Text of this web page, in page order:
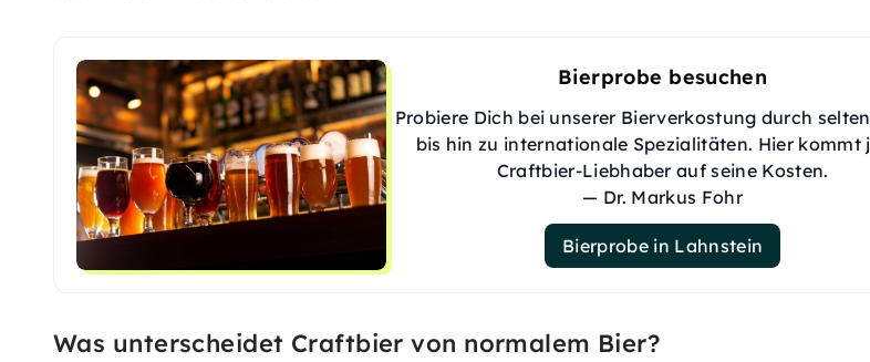
Bierprobe besuchen
Probiere Dich bei unserer Bierverkostung durch
bis hin zu internationale Spezialitäten. Hier kommt
Craftbier-Liebhaber auf seine Kosten.
— Dr. Markus Fohr
Bierprobe in Lahnstein
Was unterscheidet Craftbier von normalem Bier?